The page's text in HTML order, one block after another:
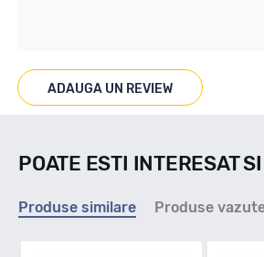
Marcaje
Indice viteza
ADAUGA UN REVIEW
POATE ESTI INTERESAT
Produse similare Produse